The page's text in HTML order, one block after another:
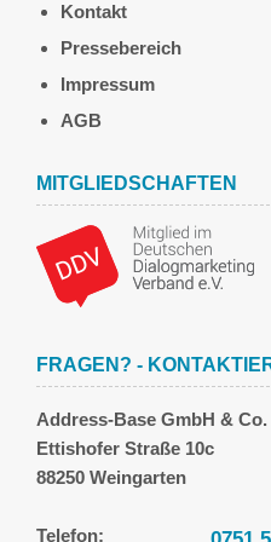
Kontakt
Pressebereich
Impressum
AGB
MITGLIEDSCHAFTEN
FRAGEN? -
Address-Base GmbH & Co.
Ettishofer Straße 10c
88250 Weingarten
Telefon: